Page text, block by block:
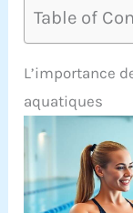
Table of
L’importance
aquatiques